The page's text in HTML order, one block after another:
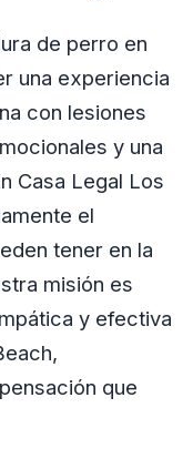
de perro en
una experiencia
con lesiones
y una
Casa Legal Los
el
tener en la
misión es
y efectiva
que